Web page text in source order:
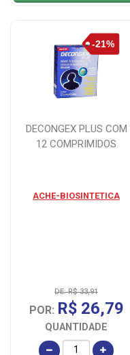
DECONGEX PLUS COM
12 COMPRIMIDOS
ACHE-BIOSINTETICA
DE: R$ 33,91
POR: R$ 26,79
QUANTIDADE